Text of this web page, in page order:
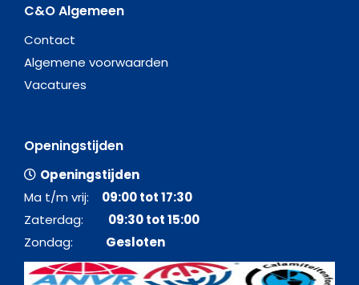
C&O Algemeen
Contact
Algemene voorwaarden
Vacatures
Openingstijden
Openingstijden
Ma t/m vrij: 09:00 tot 17:30
Zaterdag: 09:30 tot 15:00
Zondag: Gesloten